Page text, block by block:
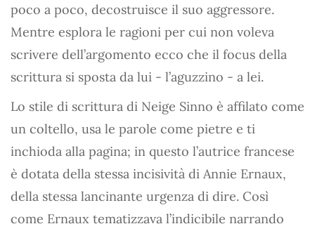
poco a poco, decostruisce il suo aggressore.
Mentre esplora le ragioni per cui non voleva
scrivere dell’argomento ecco che il focus della
scrittura si sposta da lui - l’aguzzino - a lei.
Lo stile di scrittura di Neige Sinno è affilato come
un coltello, usa le parole come pietre e ti
inchioda alla pagina; in questo l’autrice francese
è dotata della stessa incisività di Annie Ernaux,
della stessa lancinante urgenza di dire. Così
come Ernaux tematizzava l’indicibile narrando